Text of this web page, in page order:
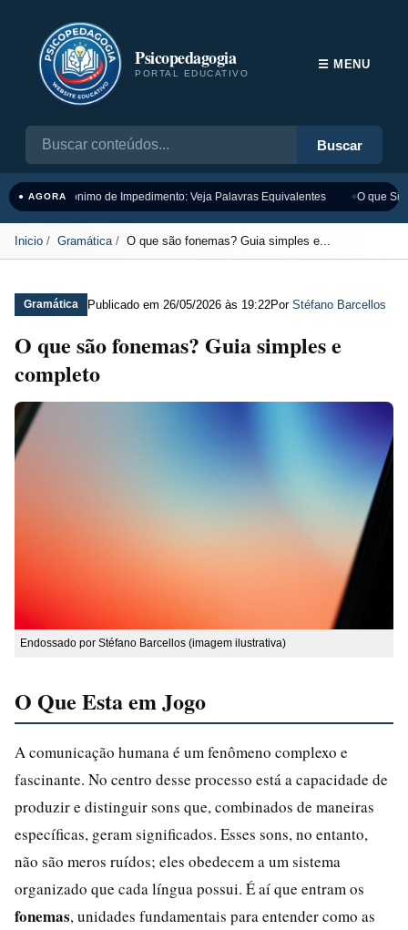
Psicopedagogia
PORTAL EDUCATIVO
Buscar
☰ MENU
● AGORASinônimo de Impedimento: Veja Palavras Equivalentes O que
Inicio Gramática O que são fonemas? Guia simples e...
Gramática Publicado em 26/05/2026 às 19:22Por Stéfano Barcellos
O que são fonemas? Guia simples e
completo
Endossado por Stéfano Barcellos (imagem ilustrativa)
O Que Esta em Jogo
A comunicação humana é um fenômeno complexo e
fascinante. No centro desse processo está a capacidade de
produzir e distinguir sons que, combinados de maneiras
específicas, geram significados. Esses sons, no entanto,
não são meros ruídos; eles obedecem a um sistema
organizado que cada língua possui. É aí que entram os
fonemas, unidades fundamentais para entender como as